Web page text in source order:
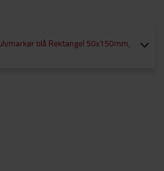
blå Rektangel 50x150mm,